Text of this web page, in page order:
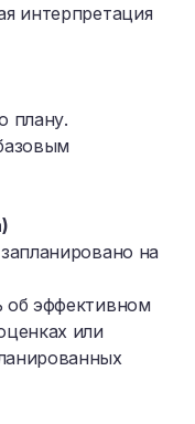
интерпретация
плану.
на
об эффективном
или